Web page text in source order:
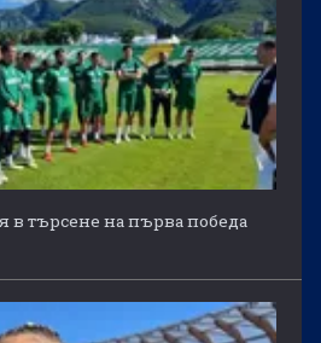
в търсене на първа победа